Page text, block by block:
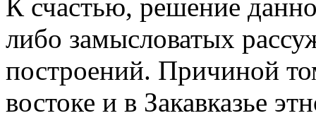
К счастью, решение
либо замысловатых
построений. Причиной
востоке и в Закавказье